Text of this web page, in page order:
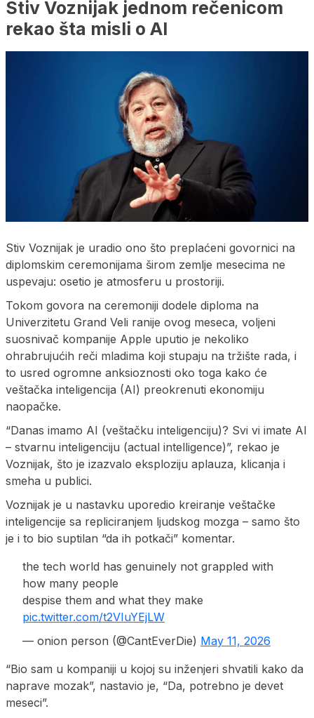
Stiv Voznijak jednom rečenicom
rekao šta misli o AI
Stiv Voznijak je uradio ono što preplaćeni govornici na
diplomskim ceremonijama širom zemlje mesecima ne
uspevaju: osetio je atmosferu u prostoriji.
Tokom govora na ceremoniji dodele diploma na
Univerzitetu Grand Veli ranije ovog meseca, voljeni
suosnivač kompanije Apple uputio je nekoliko
ohrabrujućih reči mladima koji stupaju na tržište rada, i
to usred ogromne anksioznosti oko toga kako će
veštačka inteligencija (AI) preokrenuti ekonomiju
naopačke.
“Danas imamo AI (veštačku inteligenciju)? Svi vi imate AI
– stvarnu inteligenciju (actual intelligence)”, rekao je
Voznijak, što je izazvalo eksploziju aplauza, klicanja i
smeha u publici.
Voznijak je u nastavku uporedio kreiranje veštačke
inteligencije sa repliciranjem ljudskog mozga – samo što
je i to bio suptilan “da ih potkači” komentar.
the tech world has genuinely not grappled with
how many people
despise them and what they make
pic.twitter.com/t2VIuYEjLW
— onion person (@CantEverDie) May 11, 2026
“Bio sam u kompaniji u kojoj su inženjeri shvatili kako da
naprave mozak”, nastavio je, “Da, potrebno je devet
meseci”.